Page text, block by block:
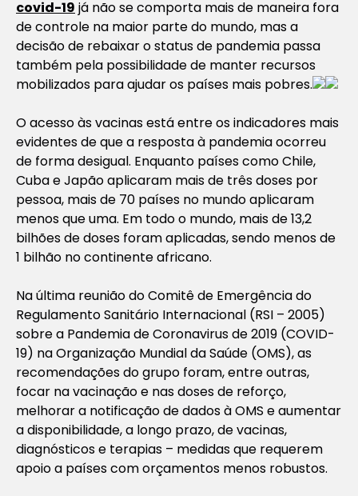
covid-19 já não se comporta mais de maneira fora
de controle na maior parte do mundo, mas a
decisão de rebaixar ostatusde pandemia passa
também pela possibilidade de manter recursos
mobilizados para ajudar os países mais pobres.
O acesso às vacinas está entre os indicadores mais
evidentes de que a resposta à pandemia ocorreu
de forma desigual. Enquanto países como Chile,
Cuba e Japão aplicaram mais de três doses por
pessoa, mais de 70 países no mundo aplicaram
menos que uma. Em todo o mundo, mais de 13,2
bilhões de doses foram aplicadas, sendo menos de
1 bilhão no continente africano.
Na última reunião do Comitê de Emergência do
Regulamento Sanitário Internacional (RSI – 2005)
sobre a Pandemia de Coronavirus de 2019 (COVID-
19) na Organização Mundial da Saúde (OMS), as
recomendações do grupo foram, entre outras,
focar na vacinação e nas doses de reforço,
melhorar a notificação de dados à OMS e aumentar
a disponibilidade, a longo prazo, de vacinas,
diagnósticos e terapias – medidas que requerem
apoio a países com orçamentos menos robustos.